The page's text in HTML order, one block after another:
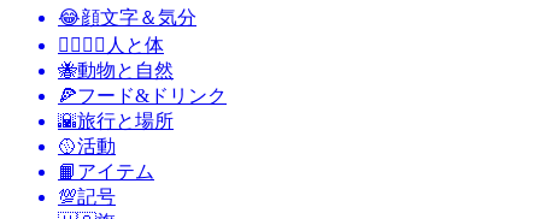
😂顔文字＆気分
👩‍❤️‍💋‍👨 人と体
🐝動物と自然
🍕フード&ドリンク
🌇旅行と場所
🥎活動
📙 アイテム
💯記号